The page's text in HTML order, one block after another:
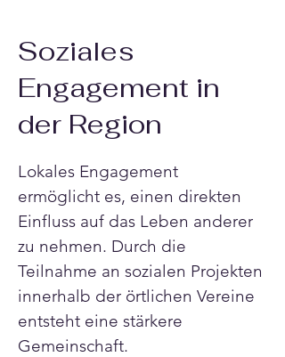
Soziales
Engagement in
der Region
Lokales Engagement
ermöglicht es, einen direkten
Einfluss auf das Leben anderer
zu nehmen. Durch die
Teilnahme an sozialen Projekten
innerhalb der örtlichen Vereine
entsteht eine stärkere
Gemeinschaft.